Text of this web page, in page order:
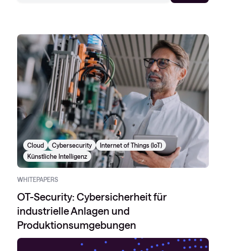
Cloud Cybersecurity
Internet of Things (IoT)
Künstliche Intelligenz
WHITEPAPERS
OT-Security: Cybersicherheit für
industrielle Anlagen und
Produktionsumgebungen